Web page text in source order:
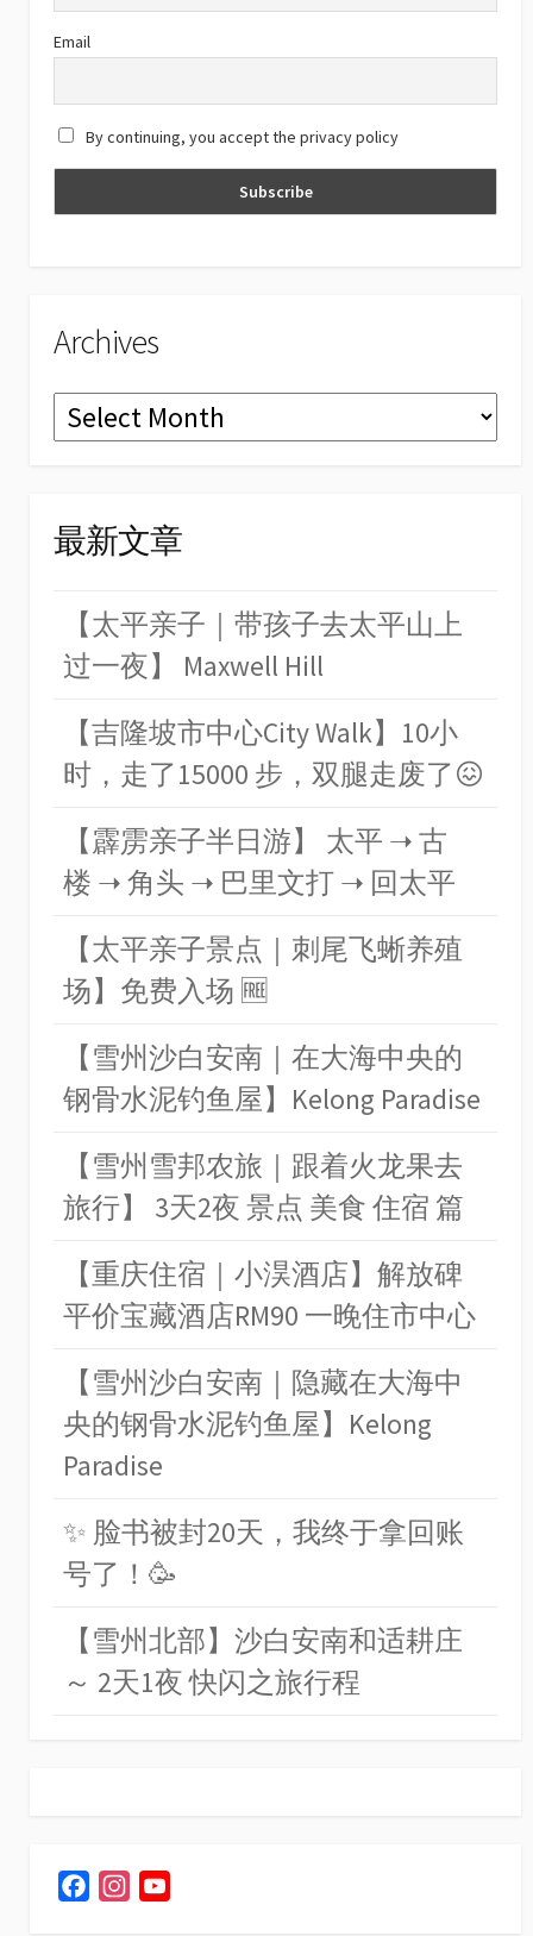
a
n
el
Email
By continuing, you accept the privacy policy
Archives
Archives
最新文章
【太平亲子｜带孩子去太平山上
过一夜】 Maxwell Hill
【吉隆坡市中心City Walk】10小
时，走了15000 步，双腿走废了😖
【霹雳亲子半日游】 太平 ➝ 古
楼 ➝ 角头 ➝ 巴里文打 ➝ 回太平
【太平亲子景点｜刺尾飞蜥养殖
场】免费入场 🆓
【雪州沙白安南｜在大海中央的
钢骨水泥钓鱼屋】Kelong Paradise
【雪州雪邦农旅｜跟着火龙果去
旅行】 3天2夜 景点 美食 住宿 篇
【重庆住宿｜小淏酒店】解放碑
平价宝藏酒店RM90 一晚住市中心
【雪州沙白安南｜隐藏在大海中
央的钢骨水泥钓鱼屋】Kelong
Paradise
✨ 脸书被封20天，我终于拿回账
号了！🥳
【雪州北部】沙白安南和适耕庄
～ 2天1夜 快闪之旅行程